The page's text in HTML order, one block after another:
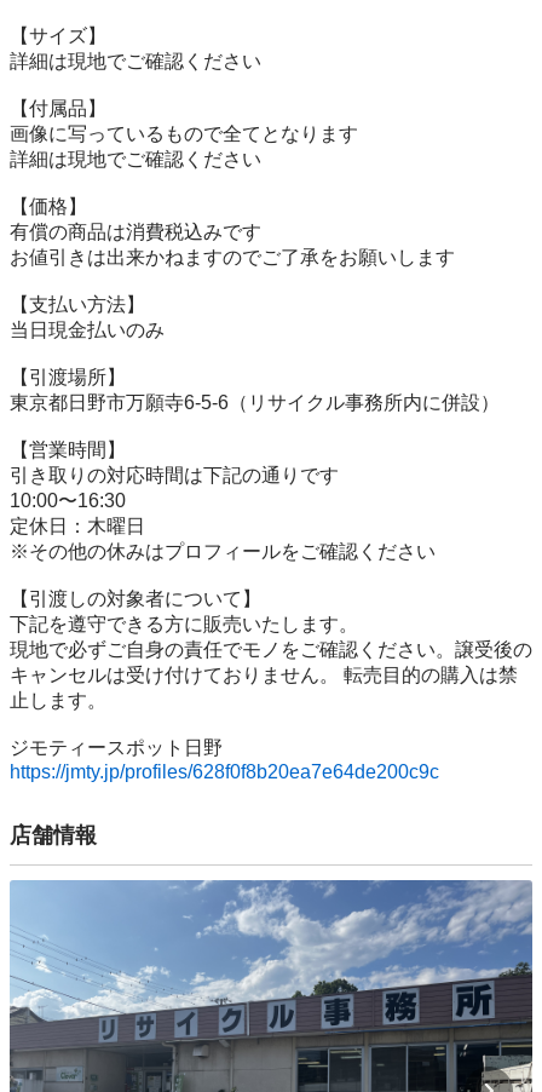
【サイズ】
詳細は現地でご確認ください
【付属品】
画像に写っているもので全てとなります
詳細は現地でご確認ください
【価格】
有償の商品は消費税込みです
お値引きは出来かねますのでご了承をお願いします
【⽀払い⽅法】
当⽇現⾦払いのみ
【引渡場所】
東京都日野市万願寺6-5-6（リサイクル事務所内に併設）
【営業時間】
引き取りの対応時間は下記の通りです
10:00〜16:30
定休日：木曜日
※その他の休みはプロフィールをご確認ください
【引渡しの対象者について】
下記を遵守できる⽅に販売いたします。
現地で必ずご⾃⾝の責任でモノをご確認ください。譲受後の
キャンセルは受け付けておりません。 転売⽬的の購⼊は禁
⽌します。
https://jmty.jp/profiles/628f0f8b20ea7e64de200c9c
店舗情報